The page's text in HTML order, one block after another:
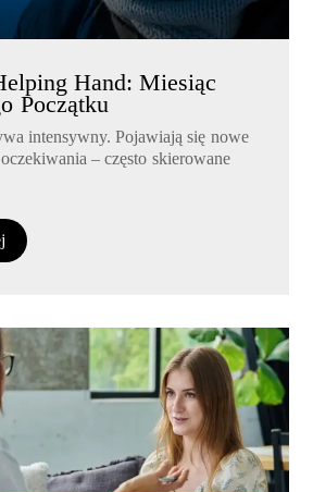
Hand: Miesiąc
Początku
intensywny. Pojawiają się nowe
– często skierowane